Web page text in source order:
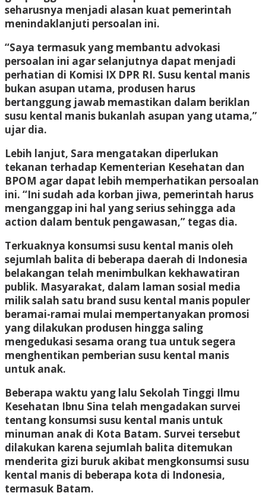
seharusnya menjadi alasan kuat pemerintah
menindaklanjuti persoalan ini.
“Saya termasuk yang membantu advokasi
persoalan ini agar selanjutnya dapat menjadi
perhatian di Komisi IX DPR RI. Susu kental manis
bukan asupan utama, produsen harus
bertanggung jawab memastikan dalam beriklan
susu kental manis bukanlah asupan yang utama,”
ujar dia.
Lebih lanjut, Sara mengatakan diperlukan
tekanan terhadap Kementerian Kesehatan dan
BPOM agar dapat lebih memperhatikan persoalan
ini. “Ini sudah ada korban jiwa, pemerintah harus
menganggap ini hal yang serius sehingga ada
action dalam bentuk pengawasan,” tegas dia.
Terkuaknya konsumsi susu kental manis oleh
sejumlah balita di beberapa daerah di Indonesia
belakangan telah menimbulkan kekhawatiran
publik. Masyarakat, dalam laman sosial media
milik salah satu brand susu kental manis populer
beramai-ramai mulai mempertanyakan promosi
yang dilakukan produsen hingga saling
mengedukasi sesama orang tua untuk segera
menghentikan pemberian susu kental manis
untuk anak.
Beberapa waktu yang lalu Sekolah Tinggi Ilmu
Kesehatan Ibnu Sina telah mengadakan survei
tentang konsumsi susu kental manis untuk
minuman anak di Kota Batam. Survei tersebut
dilakukan karena sejumlah balita ditemukan
menderita gizi buruk akibat mengkonsumsi susu
kental manis di beberapa kota di Indonesia,
termasuk Batam.